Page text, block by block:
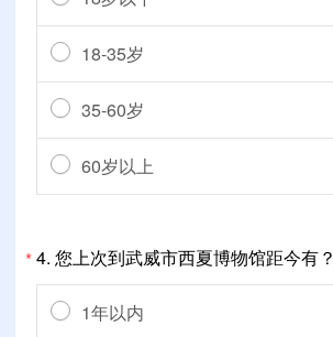
18-35岁
35-60岁
60岁以上
*4. 您上次到武威市西夏博物馆距今有？
1年以内